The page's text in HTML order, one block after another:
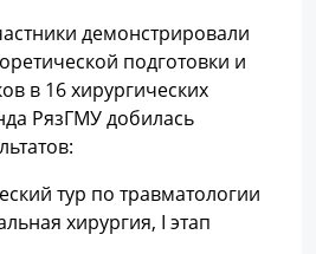
демонстрировали
подготовки и
в 16 хирургических
РязГМУ добилась
тур по травматологии
хирургия, I этап